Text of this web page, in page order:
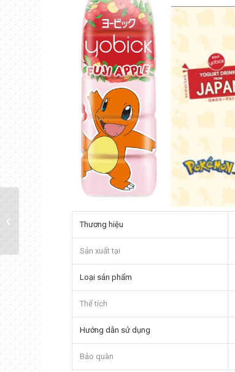
Thương hiệu
Sản xuất tại
Loại sản phẩm
Thể tích
Hướng dẫn sử dụng
Bảo quàn
Hương TÁO – Nhập